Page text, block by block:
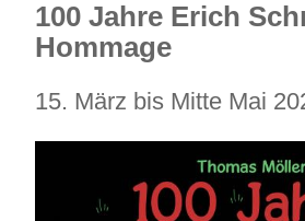
100 Jahre Erich
Hommage
15. März bis Mitte Mai